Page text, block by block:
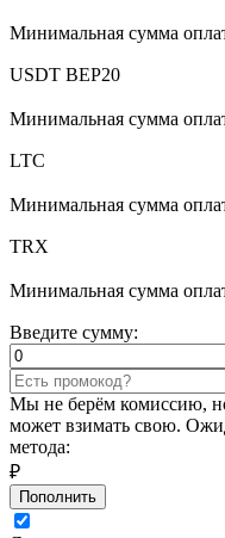
Минимальная сумма
USDT BEP20
Минимальная сумма
LTC
Минимальная сумма
TRX
Минимальная сумма
Введите сумму:
Мы не берём комиссию,
может взимать свою.
метода:
₽
Пополнить